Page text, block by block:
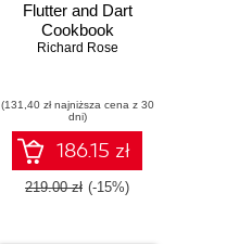
Flutter and Dart
Cookbook
Richard Rose
(131,40 zł najniższa cena z 30
dni)
186.15 zł
219.00 zł (-15%)